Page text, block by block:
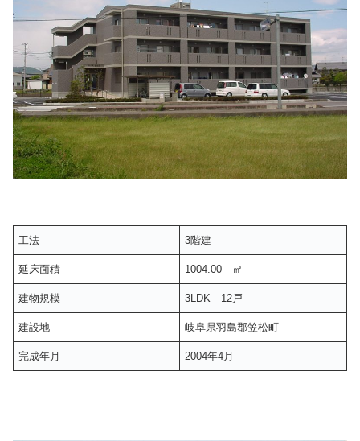
工法 3階建
延床面積 1004.00 ㎡
建物規模 3LDK 12戸
建設地 岐阜県羽島郡笠松町
完成年月 2004年4月